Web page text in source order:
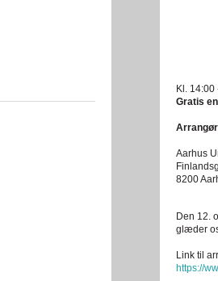
Kl. 14:00
Gratis
Aarhus
8200
Den 12.
glæder
Link til
https://